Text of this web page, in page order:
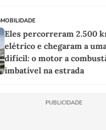
MOBILIDADE
Eles percorreram 2.500
elétrico e chegaram a
difícil: o motor a
imbatível na estrada
PUBLICIDADE